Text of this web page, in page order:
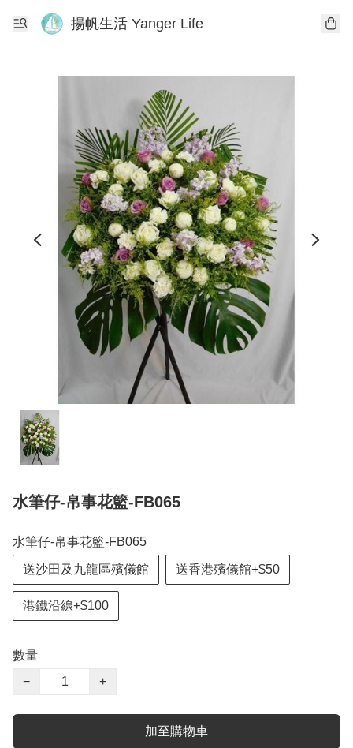
揚帆生活 Yanger Life
水筆仔-帛事花籃-FB065
水筆仔-帛事花籃-FB065
送沙田及九龍區殯儀館 送香港殯儀館+$50
港鐵沿線+$100
數量
−
+
加至購物車